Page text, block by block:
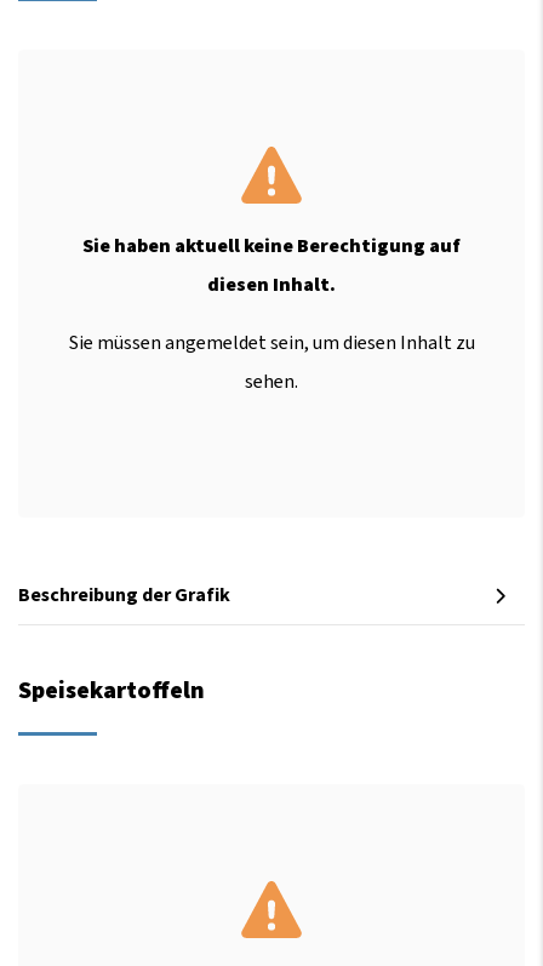
Sie haben aktuell keine Berechtigung auf
diesen Inhalt.
Sie müssen angemeldet sein, um diesen Inhalt zu
sehen.
Beschreibung der Grafik
Speisekartoffeln